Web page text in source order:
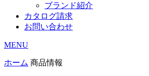
ブランド紹介
カタログ請求
お問い合わせ
MENU
ホーム 商品情報